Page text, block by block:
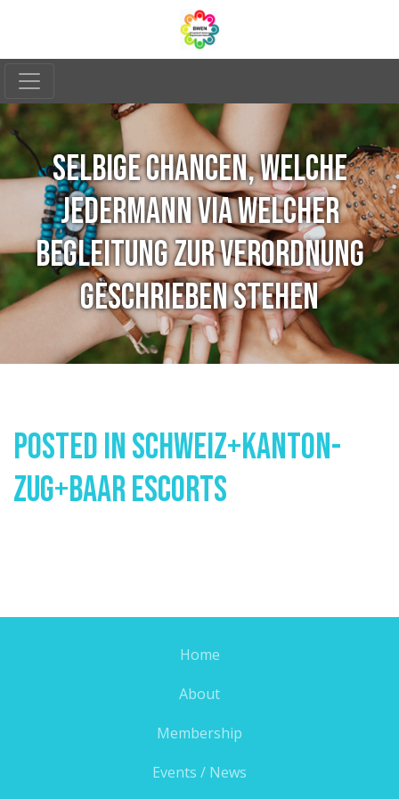
SELBIGE CHANCEN, WELCHE
JEDERMANN VIA WELCHER
BEGLEITUNG ZUR VERORDNUNG
GESCHRIEBEN STEHEN
Posted InSchweiz+kanton-
Zug+baar Escorts
Home
About
Membership
Events / News